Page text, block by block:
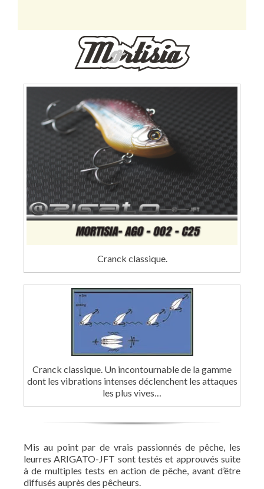
Cranck classique.
Cranck classique. Un incontournable de la gamme
dont les vibrations intenses déclenchent les attaques
les plus vives…
Mis au point par de vrais passionnés de pêche, les
leurres ARIGATO-JFT sont testés et approuvés suite
à de multiples tests en action de pêche, avant d’être
diffusés auprès des pêcheurs.